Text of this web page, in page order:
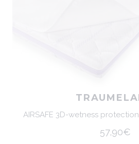
AIRSAFE 3D-wetness
57,90€